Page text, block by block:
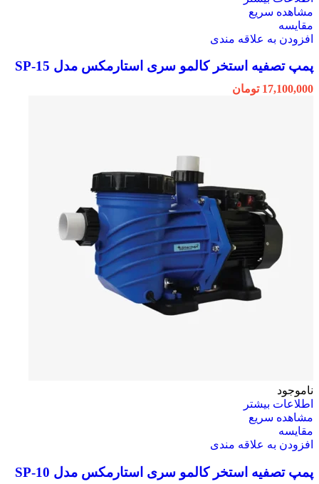
مشاهده سریع
مقایسه
افزودن به علاقه مندی
پمپ تصفیه استخر کالمو سری استارمکس مدل SP-15
17,100,000 تومان
ناموجود
اطلاعات بیشتر
مشاهده سریع
مقایسه
افزودن به علاقه مندی
پمپ تصفیه استخر کالمو سری استارمکس مدل SP-10